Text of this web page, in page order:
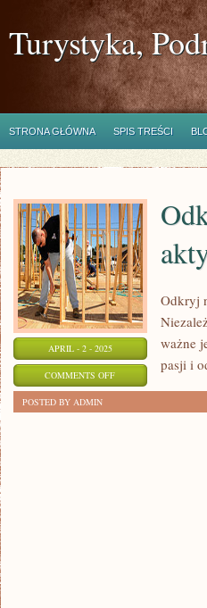
Turystyka,
STRONA GŁÓWNA SPIS TREŚCI
APRIL - 2 - 2025
COMMENTS OFFON
Odkryj
ważne
pasji i
POSTED BY ADMIN